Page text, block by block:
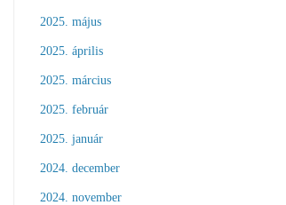
2025. május
2025. április
2025. március
2025. február
2025. január
2024. december
2024. november